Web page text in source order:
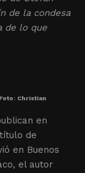
de la condesa
de lo que
Christian
en
de
en Buenos
el autor